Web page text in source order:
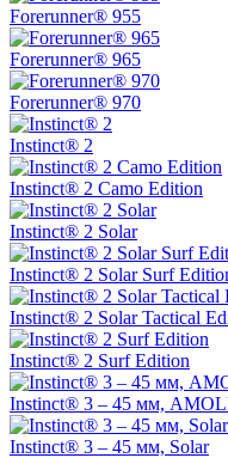
Forerunner® 955
Forerunner® 965
Forerunner® 970
Instinct® 2
Instinct® 2 Camo Edition
Instinct® 2 Solar
Instinct® 2 Solar Surf
Instinct® 2 Solar Tactical
Instinct® 2 Surf Edition
Instinct® 3 – 45 мм,
Instinct® 3 – 45 мм, Solar